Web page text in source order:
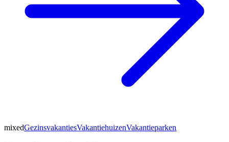
mixedGezinsvakantiesVakantiehuizenVakantieparken